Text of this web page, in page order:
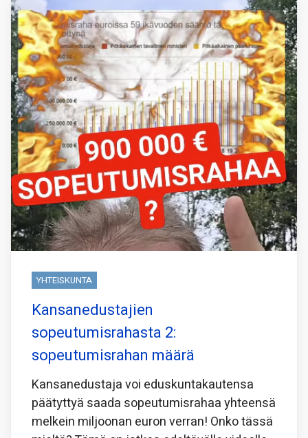
YHTEISKUNTA
Kansanedustajien
sopeutumisrahasta 2:
sopeutumisrahan määrä
Kansanedustaja voi eduskuntakautensa
päätyttyä saada sopeutumisrahaa yhteensä
melkein miljoonan euron verran! Onko tässä